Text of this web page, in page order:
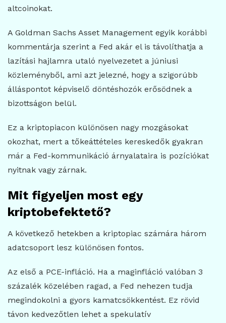
altcoinokat.
A Goldman Sachs Asset Management egyik korábbi
kommentárja szerint a Fed akár el is távolíthatja a
lazítási hajlamra utaló nyelvezetet a júniusi
közleményből, ami azt jelezné, hogy a szigorúbb
álláspontot képviselő döntéshozók erősödnek a
bizottságon belül.
Ez a kriptopiacon különösen nagy mozgásokat
okozhat, mert a tőkeáttételes kereskedők gyakran
már a Fed-kommunikáció árnyalataira is pozíciókat
nyitnak vagy zárnak.
Mit figyeljen most egy
kriptobefektető?
A következő hetekben a kriptopiac számára három
adatcsoport lesz különösen fontos.
Az első a PCE-infláció. Ha a maginfláció valóban 3
százalék közelében ragad, a Fed nehezen tudja
megindokolni a gyors kamatcsökkentést. Ez rövid
távon kedvezőtlen lehet a spekulatív